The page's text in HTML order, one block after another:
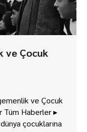
ve Çocuk
ve Çocuk
Tüm Haberler ▸
çocuklarına